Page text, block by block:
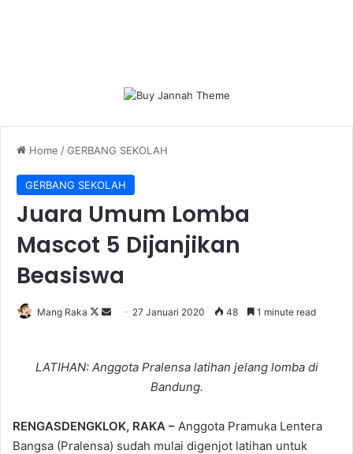
Home /GERBANG SEKOLAH
GERBANG SEKOLAH
Juara Umum Lomba
Mascot 5 Dijanjikan
Beasiswa
Mang Raka
Follow
Send 27 Januari 2020 48 1 minute read
LATIHAN: Anggota Pralensa latihan jelang lomba di
Bandung.
RENGASDENGKLOK, RAKA – Anggota Pramuka Lentera
Bangsa (Pralensa) sudah mulai digenjot latihan untuk